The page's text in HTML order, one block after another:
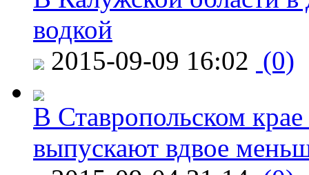
водкой
2015-09-09 16:02 (0)
В Ставропольском
выпускают вдвое